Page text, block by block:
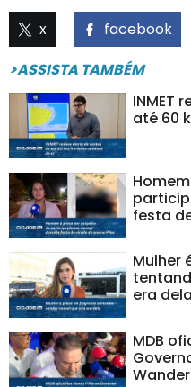
x facebook
>ASSISTA TAMBÉM
INMET
até 60
festa
Mulher
era dela
MDB